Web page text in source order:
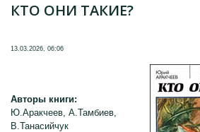
КТО ОНИ ТАКИЕ?
13.03.2026, 06:06
Авторы книги:
Ю.Аракчеев, А.Тамбиев,
В.Танасийчук